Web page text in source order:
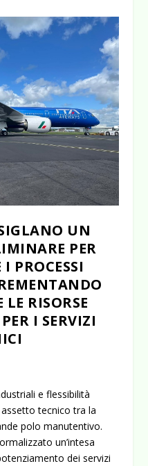
UN
PER
PROCESSI
LE RISORSE
I SERVIZI
e flessibilità
tecnico tra la
polo manutentivo.
un’intesa
dei servizi